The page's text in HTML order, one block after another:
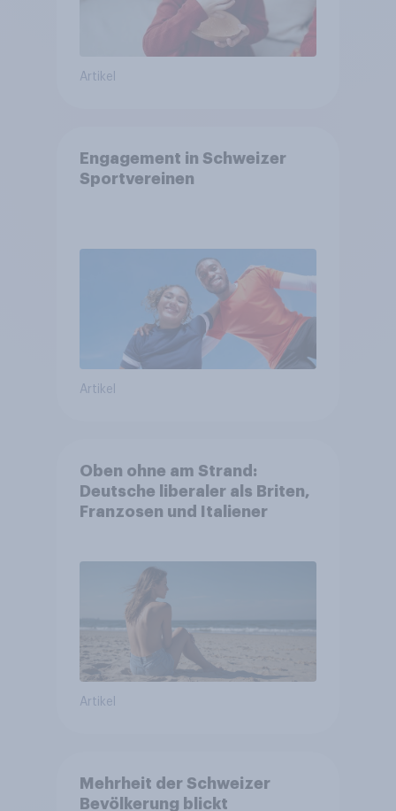
Artikel
Engagement in Schweizer
Sportvereinen
Artikel
Oben ohne am Strand:
Deutsche liberaler als Briten,
Franzosen und Italiener
Artikel
Mehrheit der Schweizer
Bevölkerung blickt